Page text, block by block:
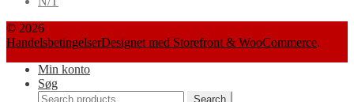
© 2026
HandelsbetingelserDesignet med Storefront & WooCommerce.
Min konto
Søg
Search
Search